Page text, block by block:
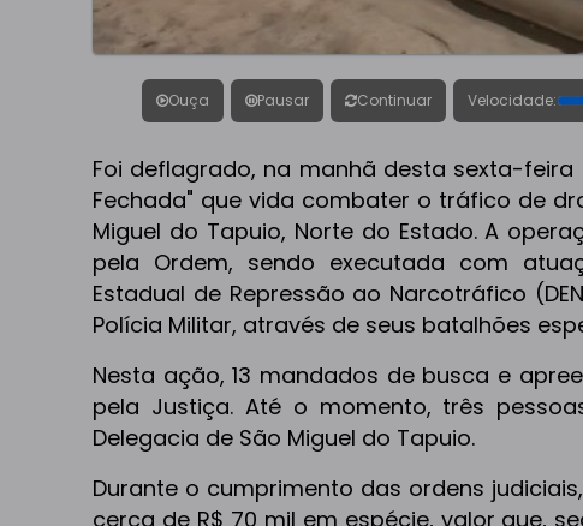
Ouça Pausar Continuar Velocidade:
Foi deflagrado, na manhã desta sexta-feira
Fechada" que vida combater o tráfico de
Miguel do Tapuio, Norte do Estado. A
pela Ordem, sendo executada com
Estadual de Repressão ao Narcotráfico
Polícia Militar, através de seus batalhões
Nesta ação, 13 mandados de busca e
pela Justiça. Até o momento, três
Delegacia de São Miguel do Tapuio.
Durante o cumprimento das ordens
cerca de R$ 70 mil em espécie, valor que,